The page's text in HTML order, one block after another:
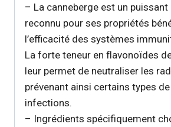
– La canneberge est un
reconnu pour ses propriétés
l’efficacité des systèmes
La forte teneur en flavonoïdes
leur permet de neutraliser les
prévenant ainsi certains types
infections.
– Ingrédients spécifiquement